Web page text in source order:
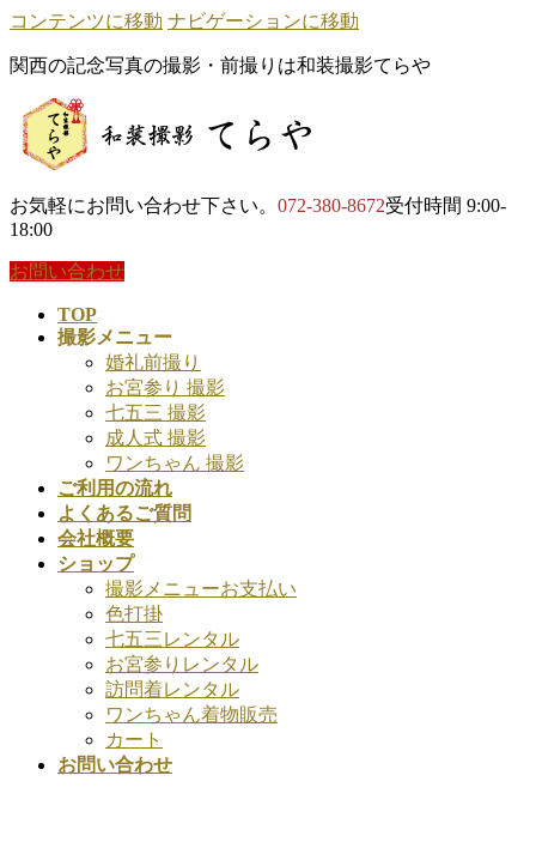
コンテンツに移動 ナビゲーションに移動
関西の記念写真の撮影・前撮りは和装撮影てらや
お気軽にお問い合わせ下さい。 072-380-8672受付時間 9:00-
18:00
お問い合わせ
TOP
撮影メニュー
婚礼前撮り
お宮参り 撮影
七五三 撮影
成人式 撮影
ワンちゃん 撮影
ご利用の流れ
よくあるご質問
会社概要
ショップ
撮影メニューお支払い
色打掛
七五三レンタル
お宮参りレンタル
訪問着レンタル
ワンちゃん着物販売
カート
お問い合わせ